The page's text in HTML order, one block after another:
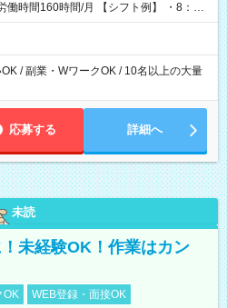
間/月 【シフト例】 ・8：00
/ 副業・WワークOK / 10名以上の大量
応募する 詳細へ
未読
未経験OK！作業はカン
OK WEB登録・面接OK